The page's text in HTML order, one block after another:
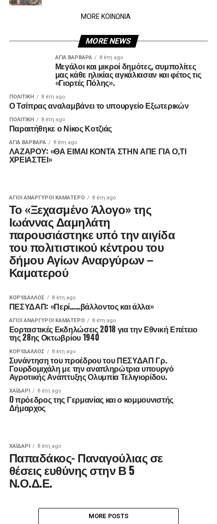
MORE ΚΟΙΝΩΝΙΑ
MORE NEWS
ΑΓΙΑ ΒΑΡΒΑΡΑ 8 έτη ago
Μεγάλοι και μικροί δημότες, συμπολίτες
μας κάθε ηλικίας αγκάλιασαν και φέτος τις
«Γιορτές Πόλης».
ΠΟΛΙΤΙΚΉ 8 έτη ago
Ο Τσίπρας αναλαμβάνει το υπουργείο Εξωτερικών
ΠΟΛΙΤΙΚΉ 8 έτη ago
Παραιτήθηκε ο Νίκος Κοτζιάς
ΑΓΙΑ ΒΑΡΒΑΡΑ 8 έτη ago
ΛΑΖΑΡΟΥ: «ΘΑ ΕΙΜΑΙ ΚΟΝΤΑ ΣΤΗΝ ΑΠΕ ΓΙΑ Ο,ΤΙ
ΧΡΕΙΑΣΤΕΙ»
ΑΓΙΟΙ ΑΝΑΡΓΥΡΟΙ ΚΑΜΑΤΕΡΟ 8 έτη ago
Το «Ξεχασμένο Άλογο» της
Ιωάννας Δαμηλάτη
παρουσιάστηκε υπό την αιγίδα
του πολιτιστικού κέντρου του
δήμου Αγίων Αναργύρων –
Καματερού
ΚΟΡΥΔΑΛΛΟΣ 8 έτη ago
ΠΕΣΥΔΑΠ: «Περί……βάλλοντος και άλλα»
ΑΓΙΟΙ ΑΝΑΡΓΥΡΟΙ ΚΑΜΑΤΕΡΟ 8 έτη ago
Εορταστικές Εκδηλώσεις 2018 για την Εθνική Επέτειο
της 28ης Οκτωβρίου 1940
ΚΟΡΥΔΑΛΛΟΣ 8 έτη ago
Συνάντηση του προέδρου του ΠΕΣΥΔΑΠ Γρ.
Γουρδομιχάλη με την αναπληρώτρια υπουργό
Αγροτικής Ανάπτυξης Ολυμπία Τελιγιορίδου.
ΧΑΪΔΑΡΙ 8 έτη ago
O πρόεδρος της Γερμανίας και ο κομμουνιστής
Δήμαρχος
ΧΑΪΔΑΡΙ 8 έτη ago
Παπαδάκος- Παναγούλιας σε
θέσεις ευθύνης στην Β 5
Ν.Ο.Δ.Ε.
MORE POSTS